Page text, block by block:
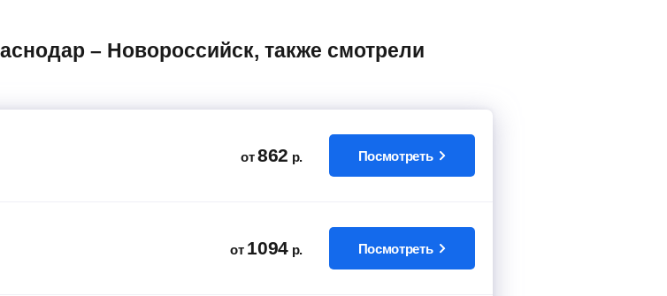
от 862 р. Посмотреть
от 1094 р. Посмотреть